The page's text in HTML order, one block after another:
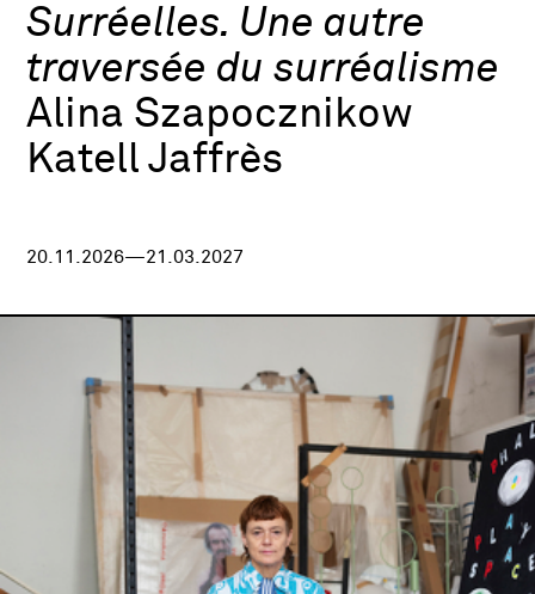
Surréelles. Une autre
traversée du surréalisme
Alina Szapocznikow
Katell Jaffrès
20.11.2026—21.03.2027